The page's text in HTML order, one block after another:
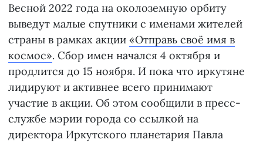
Весной 2022 года на околоземную орбиту
выведут малые спутники с именами жителей
страны в рамках акции «Отправь своё имя в
космос». Сбор имен начался 4 октября и
продлится до 15 ноября. И пока что иркутяне
лидируют и активнее всего принимают
участие в акции. Об этом сообщили в пресс-
службе мэрии города со ссылкой на
директора Иркутского планетария Павла